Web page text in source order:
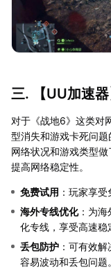
三. 【UU加速器
对于《战地6》这类对
型消失和游戏卡死问题
网络状况和游戏类型
提高网络稳定性。
免费试用 ：玩家享
海外专线优化：为海
化专线，享受高速稳
丢包防护 ：可有效
容易波动和丢包问题。